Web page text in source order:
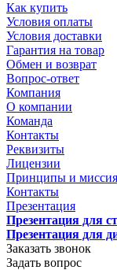
Как купить
Условия оплаты
Условия доставки
Гарантия на товар
Обмен и возврат
Вопрос-ответ
Компания
О компании
Команда
Контакты
Реквизиты
Лицензии
Принципы и
Контакты
Презентация
Презентация для
Презентация для
Заказать звонок
Задать вопрос